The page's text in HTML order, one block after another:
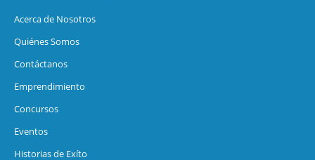
Acerca de Nosotros
Quiénes Somos
Contáctanos
Emprendimiento
Concursos
Eventos
Historias de Exíto